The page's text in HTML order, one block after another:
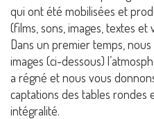
qui ont été mobilisées et
(films, sons, images, textes et
Dans un premier temps,
images (ci-dessous)
a régné et nous vous
captations des tables rondes
intégralité.